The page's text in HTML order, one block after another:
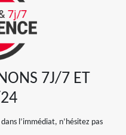
7J/7 ET
l’immédiat, n’hésitez pas